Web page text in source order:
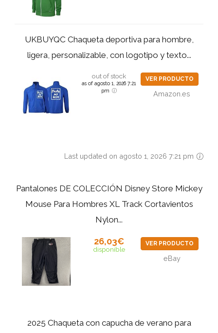
UKBUYQC Chaqueta deportiva para hombre,
ligera, personalizable, con logotipo y texto...
out of stock
as of agosto 1, 2026 7:21
pm
VER PRODUCTO
Amazon.es
Last updated on agosto 1, 2026 7:21 pm
Pantalones DE COLECCIÓN Disney Store Mickey
Mouse Para Hombres XL Track Cortavientos
Nylon...
26,03€
disponible
VER PRODUCTO
eBay
2025 Chaqueta con capucha de verano para